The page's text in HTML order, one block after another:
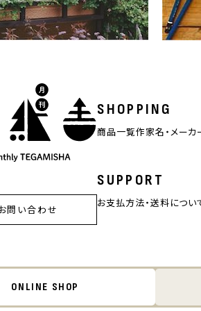
SHOPPING
商品一覧作家名・メーカ
SUPPORT
お支払方法・送料につい
問い合わせ
ONLINE SHOP